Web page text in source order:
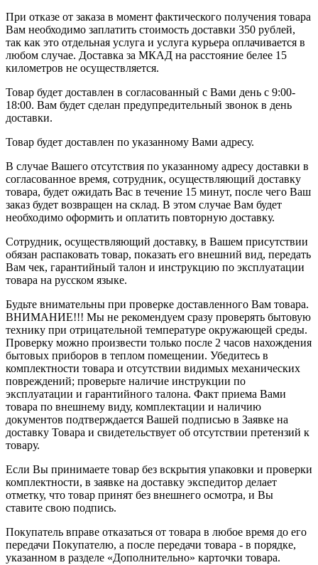
При отказе от заказа в момент фактического получения товара
Вам необходимо заплатить стоимость доставки 350 рублей,
так как это отдельная услуга и услуга курьера оплачивается в
любом случае. Доставка за МКАД на расстояние белее 15
километров не осуществляется.
Товар будет доставлен в согласованный с Вами день с 9:00-
18:00. Вам будет сделан предупредительный звонок в день
доставки.
Товар будет доставлен по указанному Вами адресу.
В случае Вашего отсутствия по указанному адресу доставки в
согласованное время, сотрудник, осуществляющий доставку
товара, будет ожидать Вас в течение 15 минут, после чего Ваш
заказ будет возвращен на склад. В этом случае Вам будет
необходимо оформить и оплатить повторную доставку.
Сотрудник, осуществляющий доставку, в Вашем присутствии
обязан распаковать товар, показать его внешний вид, передать
Вам чек, гарантийный талон и инструкцию по эксплуатации
товара на русском языке.
Будьте внимательны при проверке доставленного Вам товара.
ВНИМАНИЕ!!! Мы не рекомендуем сразу проверять бытовую
технику при отрицательной температуре окружающей среды.
Проверку можно произвести только после 2 часов нахождения
бытовых приборов в теплом помещении. Убедитесь в
комплектности товара и отсутствии видимых механических
повреждений; проверьте наличие инструкции по
эксплуатации и гарантийного талона. Факт приема Вами
товара по внешнему виду, комплектации и наличию
документов подтверждается Вашей подписью в Заявке на
доставку Товара и свидетельствует об отсутствии претензий к
товару.
Если Вы принимаете товар без вскрытия упаковки и проверки
комплектности, в заявке на доставку экспедитор делает
отметку, что товар принят без внешнего осмотра, и Вы
ставите свою подпись.
Покупатель вправе отказаться от товара в любое время до его
передачи Покупателю, а после передачи товара - в порядке,
указанном в разделе «Дополнительно» карточки товара.